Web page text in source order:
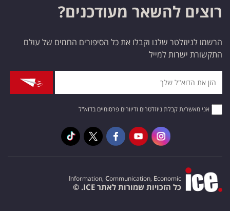
רוצים להשאר מעודכנים?
הרשמו לניוזלטר שלנו וקבלו את כל הסיפורים החמים של עולם
התקשורת ישרות למייל
אני מאשר/ת קבלת ניוזלטרים ודיוורים פרסומיים בדוא"ל
Information, Communication, Economic
כל הזכויות שמורות לאתר ICE. ©